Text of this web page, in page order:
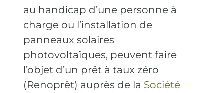
au handicap d’une personne à
charge ou l’installation de
panneaux solaires
photovoltaïques, peuvent faire
l’objet d’un prêt à taux zéro
(Renoprêt) auprès de la Société